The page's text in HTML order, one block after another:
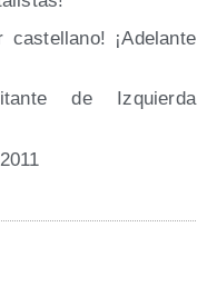
cas­te­llano! ¡Ade­lan­te
de Izquier­da